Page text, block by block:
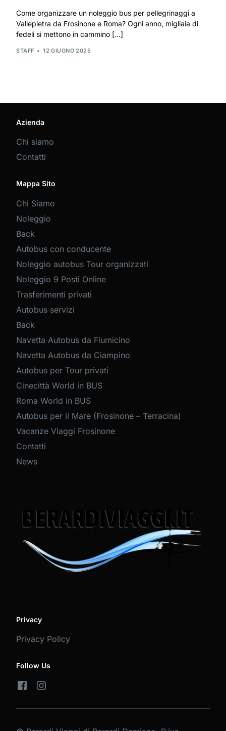
Come organizzare un noleggio bus per pellegrinaggi a
Vallepietra da Frosinone e Roma? Ogni anno, migliaia di
fedeli si mettono in cammino […]
STAFF 12 GIUGNO 2025
Azienda
Chi siamo
Contatti
Mappa Sito
Chi Siamo
Noleggio
Back
Autobus con conducente
Noleggio autobus Tour organizzati
Noleggio 9 Posti Online
Trasferimenti privati
Autobus servizi
Back
Navetta Autobus da Fiumicino
Navetta Autobus da Ciampino
Autobus per Tour privati
Cinecittà World in BUS
Roma World in BUS
Autobus per il Mare (Frosinone – Terracina)
Vacanze Viaggi Frosinone
Contatti
News
Privacy
Privacy Policy
Follow Us